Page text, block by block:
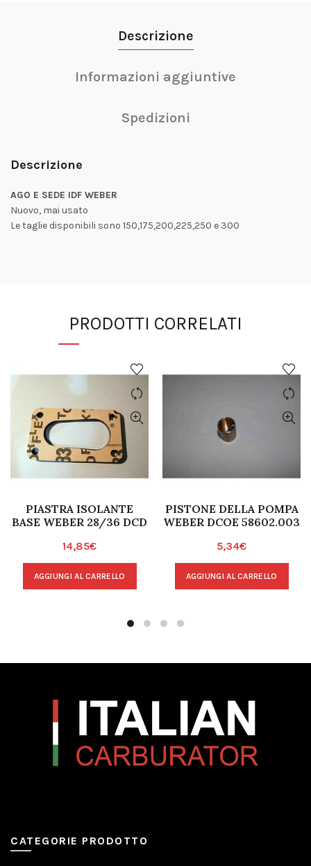
Descrizione
Informazioni aggiuntive
Spedizioni
Descrizione
AGO E SEDE IDF WEBER
Nuovo, mai usato
Le taglie disponibili sono 150,175,200,225,250 e 300
PRODOTTI CORRELATI
PIASTRA ISOLANTE
BASE WEBER 28/36 DCD
14,85€
AGGIUNGI AL CARRELLO
PISTONE DELLA POMPA
WEBER DCOE 58602.003
5,34€
AGGIUNGI AL CARRELLO
CATEGORIE PRODOTTO